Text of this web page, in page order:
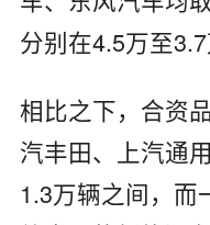
分别在4.5万至3.7
相比之下，合资
汽丰田、上汽通
1.3万辆之间，而